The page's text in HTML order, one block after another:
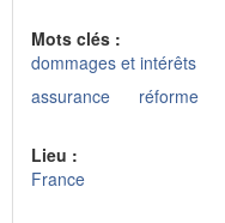
Mots clés :
dommages et intérêts
assurance
réforme
Lieu :
France